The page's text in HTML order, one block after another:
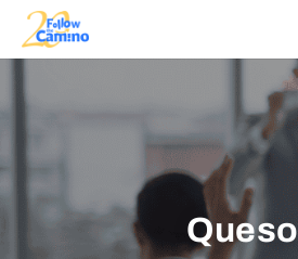
Queso